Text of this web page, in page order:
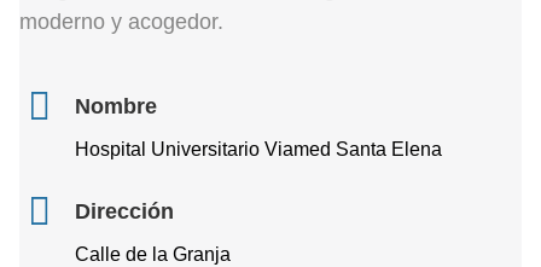
moderno y acogedor.
Nombre
Hospital Universitario Viamed Santa Elena
Dirección
Calle de la Granja